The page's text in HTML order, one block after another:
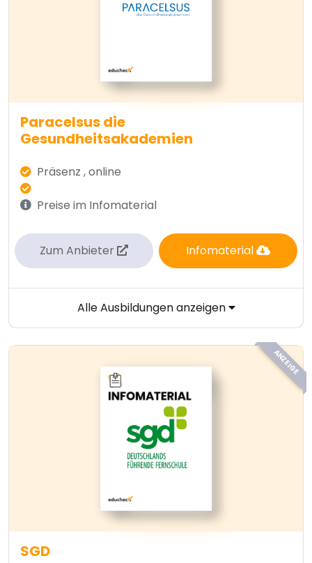
Paracelsus die
Gesundheitsakademien
Präsenz , online
Preise im Infomaterial
Zum Anbieter Infomaterial
Alle Ausbildungen anzeigen
ANZEIGE
SGD